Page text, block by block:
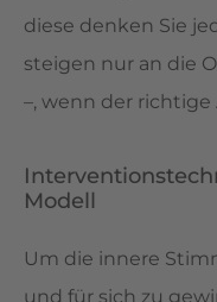
diese denken Sie
steigen nur an die
–, wenn der
Modell
Um die innere
und für sich zu